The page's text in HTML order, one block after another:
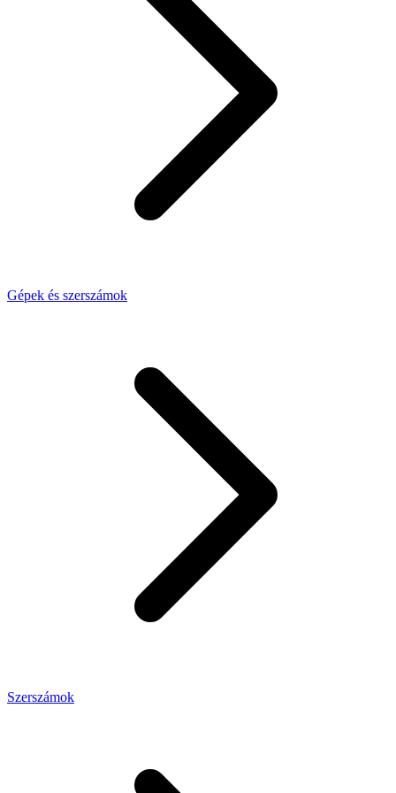
Gépek és szerszámok
Szerszámok